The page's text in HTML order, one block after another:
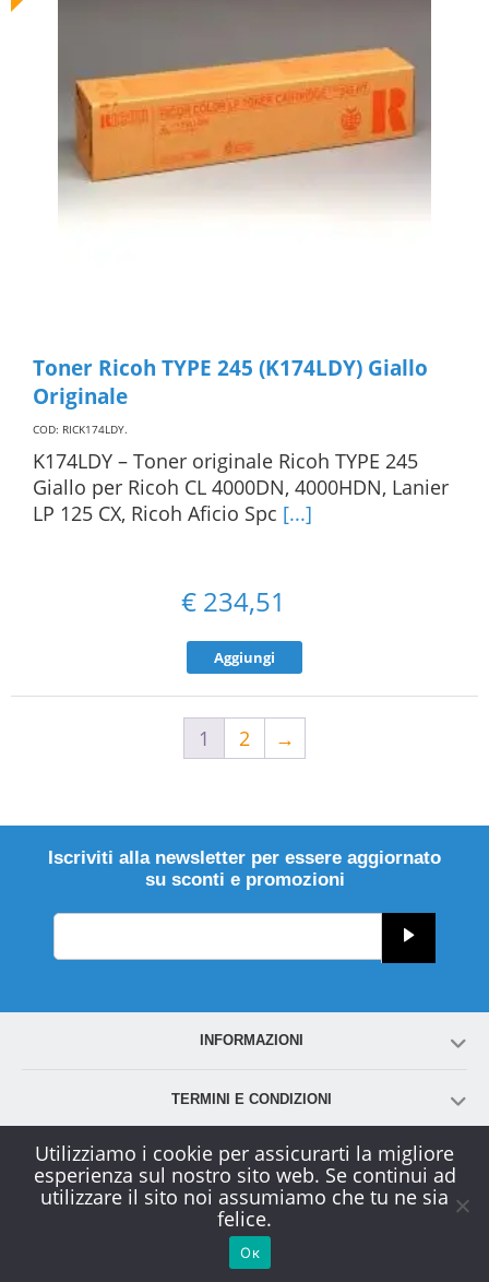
Toner Ricoh TYPE 245 (K174LDY) Giallo
Originale
COD: RICK174LDY.
K174LDY – Toner originale Ricoh TYPE 245
Giallo per Ricoh CL 4000DN, 4000HDN, Lanier
LP 125 CX, Ricoh Aficio Spc [...]
€ 234,51
Aggiungi
1 2 →
Iscriviti alla newsletter per essere aggiornato
su sconti e promozioni
INFORMAZIONI
TERMINI E CONDIZIONI
ACCOUNT
SERVIZIO CLIENTI
www.globals-solution.com
Utilizziamo i cookie per assicurarti la migliore
esperienza sul nostro sito web. Se continui ad
utilizzare il sito noi assumiamo che tu ne sia
felice.
Ок